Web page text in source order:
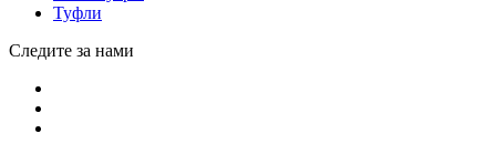
Туфли
Следите за нами